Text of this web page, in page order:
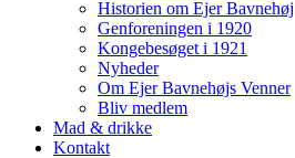
Historien om Ejer Bavnehøj
Genforeningen i 1920
Kongebesøget i 1921
Nyheder
Om Ejer Bavnehøjs Venner
Bliv medlem
Mad & drikke
Kontakt